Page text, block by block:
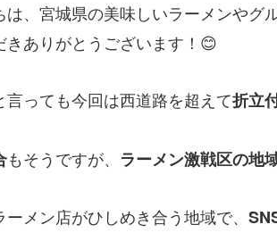
は、宮城県の美味しいラーメンやグ
きありがとうございます！😊
言っても今回は西道路を超えて折立
もそうですが、 ラーメン激戦区の地
ーメン店がひしめき合う地域で、